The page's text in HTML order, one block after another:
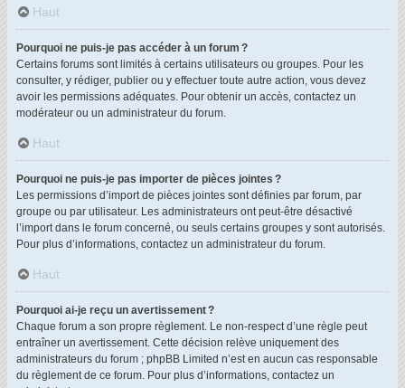
Haut
Pourquoi ne puis-je pas accéder à un forum ?
Certains forums sont limités à certains utilisateurs ou groupes. Pour les
consulter, y rédiger, publier ou y effectuer toute autre action, vous devez
avoir les permissions adéquates. Pour obtenir un accès, contactez un
modérateur ou un administrateur du forum.
Haut
Pourquoi ne puis-je pas importer de pièces jointes ?
Les permissions d’import de pièces jointes sont définies par forum, par
groupe ou par utilisateur. Les administrateurs ont peut-être désactivé
l’import dans le forum concerné, ou seuls certains groupes y sont autorisés.
Pour plus d’informations, contactez un administrateur du forum.
Haut
Pourquoi ai-je reçu un avertissement ?
Chaque forum a son propre règlement. Le non-respect d’une règle peut
entraîner un avertissement. Cette décision relève uniquement des
administrateurs du forum ; phpBB Limited n’est en aucun cas responsable
du règlement de ce forum. Pour plus d’informations, contactez un